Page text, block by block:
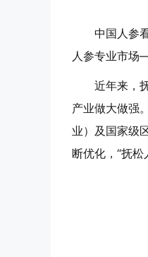
中国人参
人参专业市场
近年来，
产业做大做强
业）及国家级
断优化，“抚